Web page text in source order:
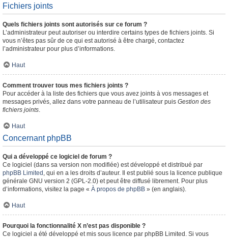
Fichiers joints
Quels fichiers joints sont autorisés sur ce forum ?
L’administrateur peut autoriser ou interdire certains types de fichiers joints. Si
vous n’êtes pas sûr de ce qui est autorisé à être chargé, contactez
l’administrateur pour plus d’informations.
Haut
Comment trouver tous mes fichiers joints ?
Pour accéder à la liste des fichiers que vous avez joints à vos messages et
messages privés, allez dans votre panneau de l’utilisateur puis Gestion des
fichiers joints.
Haut
Concernant phpBB
Qui a développé ce logiciel de forum ?
Ce logiciel (dans sa version non modifiée) est développé et distribué par
phpBB Limited , qui en a les droits d’auteur. Il est publié sous la licence publique
générale GNU version 2 (GPL-2.0) et peut être diffusé librement. Pour plus
d’informations, visitez la page « À propos de phpBB » (en anglais).
Haut
Pourquoi la fonctionnalité X n’est pas disponible ?
Ce logiciel a été développé et mis sous licence par phpBB Limited. Si vous